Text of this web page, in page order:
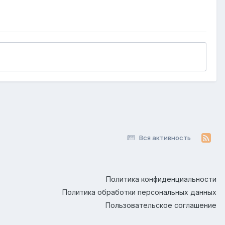
Вся активность
Политика конфиденциальности
Политика обработки персональных данных
Пользовательское соглашение